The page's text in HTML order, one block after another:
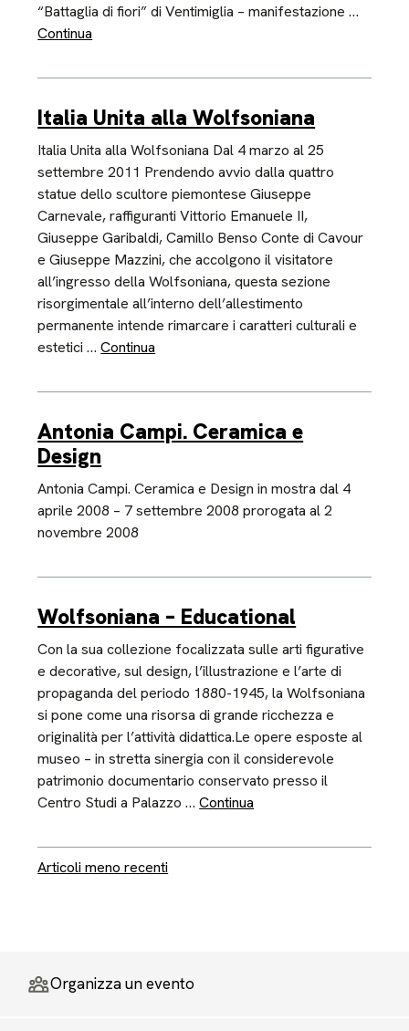
“Battaglia di fiori” di Ventimiglia – manifestazione …
Continua
Italia Unita alla Wolfsoniana
Italia Unita alla Wolfsoniana Dal 4 marzo al 25
settembre 2011 Prendendo avvio dalla quattro
statue dello scultore piemontese Giuseppe
Carnevale, raffiguranti Vittorio Emanuele II,
Giuseppe Garibaldi, Camillo Benso Conte di Cavour
e Giuseppe Mazzini, che accolgono il visitatore
all’ingresso della Wolfsoniana, questa sezione
risorgimentale all’interno dell’allestimento
permanente intende rimarcare i caratteri culturali e
estetici …Continua
Antonia Campi. Ceramica e
Design
Antonia Campi. Ceramica e Design in mostra dal 4
aprile 2008 – 7 settembre 2008 prorogata al 2
novembre 2008
Wolfsoniana – Educational
Con la sua collezione focalizzata sulle arti figurative
e decorative, sul design, l’illustrazione e l’arte di
propaganda del periodo 1880-1945, la Wolfsoniana
si pone come una risorsa di grande ricchezza e
originalità per l’attività didattica.Le opere esposte al
museo – in stretta sinergia con il considerevole
patrimonio documentario conservato presso il
Centro Studi a Palazzo …Continua
Navigazione articoli
Articoli meno recenti
Organizza un evento